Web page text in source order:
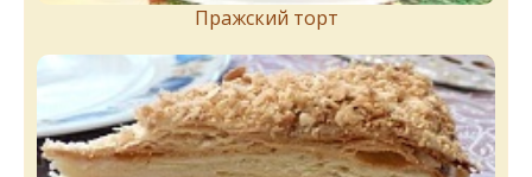
Пражский торт